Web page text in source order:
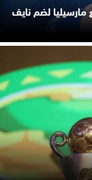
لضم نايف